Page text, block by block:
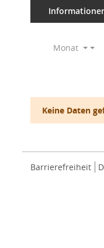
Monat
Keine Daten
Barrierefreiheit